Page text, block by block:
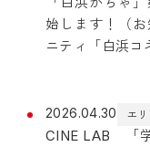
始します！（
ニティ「白浜コ
2026.04.30 エ
CINE LAB 「